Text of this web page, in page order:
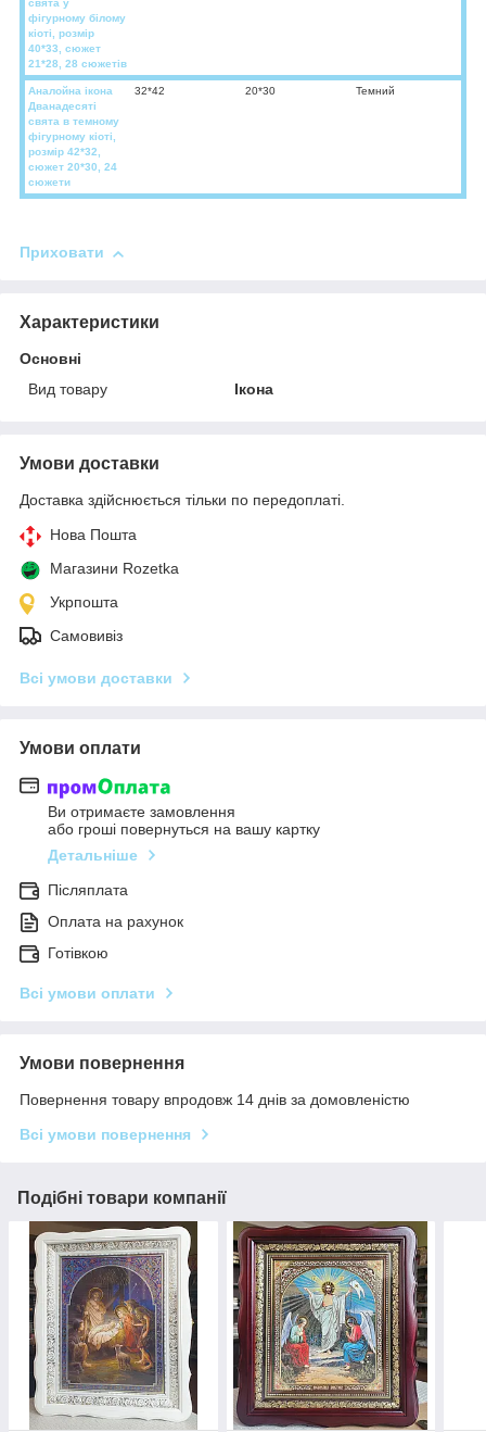
свята у
фігурному білому
кіоті, розмір
40*33, сюжет
21*28, 28 сюжетів
Аналойна ікона
Дванадесяті
свята в темному
фігурному кіоті,
розмір 42*32,
сюжет 20*30, 24
сюжети
32*42 20*30 Темний
Приховати
Характеристики
Основні
Вид товару
Ікона
Умови доставки
Доставка здійснюється тільки по передоплаті.
Нова Пошта
Магазини Rozetka
Укрпошта
Самовивіз
Всі умови доставки
Умови оплати
Ви отримаєте замовлення
або гроші повернуться на вашу картку
Детальніше
Післяплата
Оплата на рахунок
Готівкою
Всі умови оплати
Умови повернення
Повернення товару впродовж 14 днів за домовленістю
Всі умови повернення
Подібні товари компанії